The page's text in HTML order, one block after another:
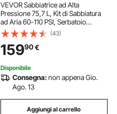
VEVOR Sabbiatrice ad Alta
Pressione 75,7 L, Kit di Sabbiatura
ad Aria 60-110 PSI, Serbatoio
Abrasiva Portatile con 4 Ugelli in
Ceramica Separatore Olio-Acqua
per Rimuovere Vernice, Macchie,
Ruggine
(43)
15990€
Disponibile
Consegna:non appena Gio.
Ago. 13
Aggiungi al carrello